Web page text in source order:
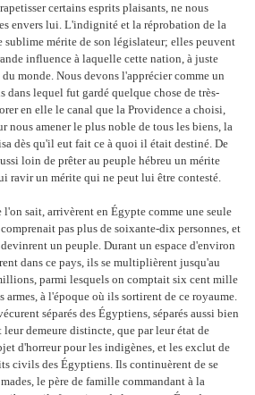
certains esprits plaisants, ne nous
envers lui. L'indignité et la réprobation de la
sublime mérite de son législateur; elles peuvent
influence à laquelle cette nation, à juste
monde. Nous devons l'apprécier comme un
dans lequel fut gardé quelque chose de très-
en elle le canal que la Providence a choisi,
nous amener le plus noble de tous les biens, la
dès qu'il eut fait ce à quoi il était destiné. De
loin de prêter au peuple hébreu un mérite
ravir un mérite qui ne peut lui être contesté.
sait, arrivèrent en Égypte comme une seule
pas plus de soixante-dix personnes, et
un peuple. Durant un espace d'environ
dans ce pays, ils se multiplièrent jusqu'au
parmi lesquels on comptait six cent mille
armes, à l'époque où ils sortirent de ce royaume.
séparés des Égyptiens, séparés aussi bien
demeure distincte, que par leur état de
d'horreur pour les indigènes, et les exclut de
civils des Égyptiens. Ils continuèrent de se
le père de famille commandant à la